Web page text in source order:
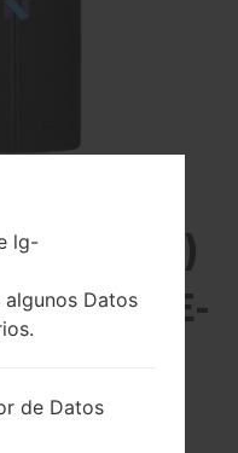
G4 LTE-
lg-
Datos
de Datos